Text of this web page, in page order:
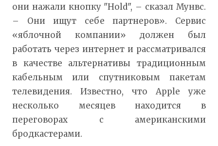
они нажали кнопку "Hold", – сказал Мунвс.
– Они ищут себе партнеров». Сервис
«яблочной компании» должен был
работать через интернет и рассматривался
в качестве альтернативы традиционным
кабельным или спутниковым пакетам
телевидения. Известно, что Apple уже
несколько месяцев находится в
переговорах с американскими
бродкастерами.